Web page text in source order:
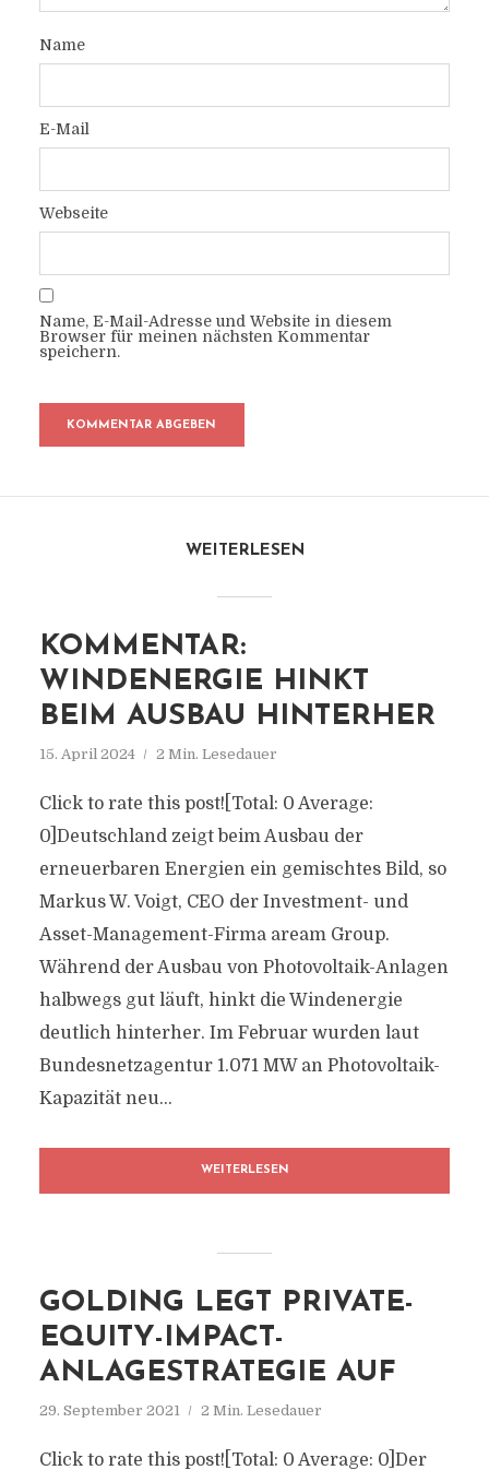
Name
E-Mail
Webseite
Name, E-Mail-Adresse und Website in diesem
Browser für meinen nächsten Kommentar
speichern.
WEITERLESEN
KOMMENTAR:
WINDENERGIE HINKT
BEIM AUSBAU HINTERHER
15. April 2024 2 Min. Lesedauer
Click to rate this post![Total: 0 Average:
0]Deutschland zeigt beim Ausbau der
erneuerbaren Energien ein gemischtes Bild, so
Markus W. Voigt, CEO der Investment- und
Asset-Management-Firma aream Group.
Während der Ausbau von Photovoltaik-Anlagen
halbwegs gut läuft, hinkt die Windenergie
deutlich hinterher. Im Februar wurden laut
Bundesnetzagentur 1.071 MW an Photovoltaik-
Kapazität neu...
WEITERLESEN
GOLDING LEGT PRIVATE-
EQUITY-IMPACT-
ANLAGESTRATEGIE AUF
29. September 2021 2 Min. Lesedauer
Click to rate this post![Total: 0 Average: 0]Der